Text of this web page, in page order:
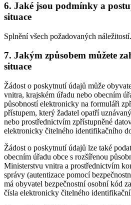
6. Jaké jsou podmínky a
situace
Splnění všech požadovaných náležitostí.
7. Jakým způsobem můžete
situace
Žádost o poskytnutí údajů může
vnitra, krajském úřadu nebo obecním
působností elektronicky na formuláři
přístupem, který žadatel opatří
nebo prostřednictvím zpřístupněné
elektronicky čitelného identifikačního
Žádost o poskytnutí údajů lze také
obecním úřadu obce s rozšířenou
Ministerstvu vnitra a prostřednictvím
správy (autentizace pomocí
má obyvatel bezpečnostní osobní kód
čísla elektronicky čitelného